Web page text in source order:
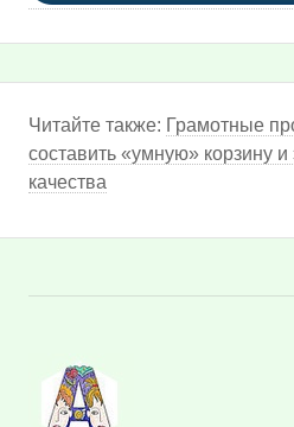
Читайте также: Грамотные
составить «умную» корзину
качества